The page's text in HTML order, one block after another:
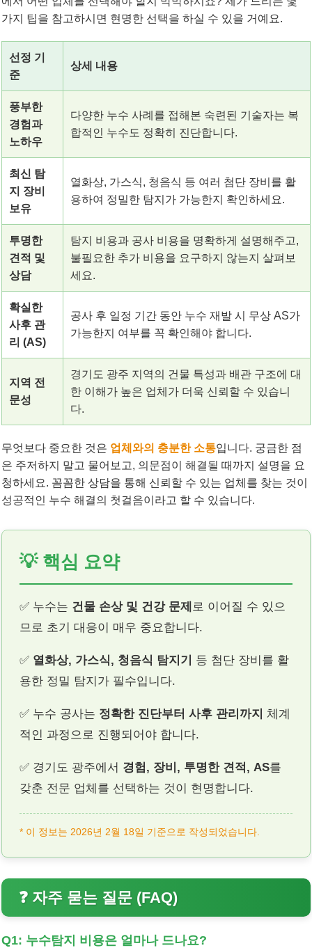
가지 팁을 참고하시면 현명한 선택을 하실 수 있을 거예요.
선정 기
준
상세 내용
풍부한
경험과
노하우
다양한 누수 사례를 접해본 숙련된 기술자는 복
합적인 누수도 정확히 진단합니다.
최신 탐
지 장비
보유
열화상, 가스식, 청음식 등 여러 첨단 장비를 활
용하여 정밀한 탐지가 가능한지 확인하세요.
투명한
견적 및
상담
탐지 비용과 공사 비용을 명확하게 설명해주고,
불필요한 추가 비용을 요구하지 않는지 살펴보
세요.
확실한
사후 관
리 (AS)
공사 후 일정 기간 동안 누수 재발 시 무상 AS가
가능한지 여부를 꼭 확인해야 합니다.
지역 전
문성
경기도 광주 지역의 건물 특성과 배관 구조에 대
한 이해가 높은 업체가 더욱 신뢰할 수 있습니
다.
무엇보다 중요한 것은 업체와의 충분한 소통입니다. 궁금한 점
은 주저하지 말고 물어보고, 의문점이 해결될 때까지 설명을 요
청하세요. 꼼꼼한 상담을 통해 신뢰할 수 있는 업체를 찾는 것이
성공적인 누수 해결의 첫걸음이라고 할 수 있습니다.
💡 핵심 요약
✅ 누수는 건물 손상 및 건강 문제 로 이어질 수 있으
므로 초기 대응이 매우 중요합니다.
✅ 열화상, 가스식, 청음식 탐지기
등 첨단 장비를 활
용한 정밀 탐지가 필수입니다.
✅ 누수 공사는 정확한 진단부터 사후 관리까지 체계
적인 과정으로 진행되어야 합니다.
✅ 경기도 광주에서 경험, 장비, 투명한 견적, AS를
갖춘 전문 업체를 선택하는 것이 현명합니다.
* 이 정보는 2026년 2월 18일 기준으로 작성되었습니다.
❓ 자주 묻는 질문 (FAQ)
Q1: 누수탐지 비용은 얼마나 드나요?